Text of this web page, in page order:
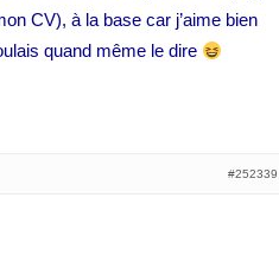
CV), à la base car j’aime bien
quand même le dire
#252339